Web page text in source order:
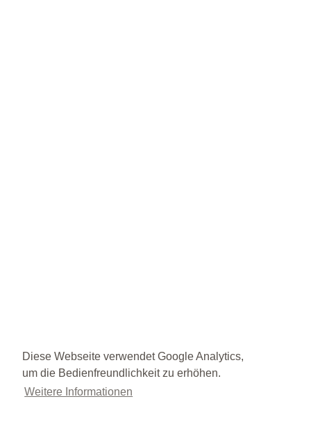
Diese Webseite verwendet Google Analytics,
um die Bedienfreundlichkeit zu erhöhen.
Weitere Informationen